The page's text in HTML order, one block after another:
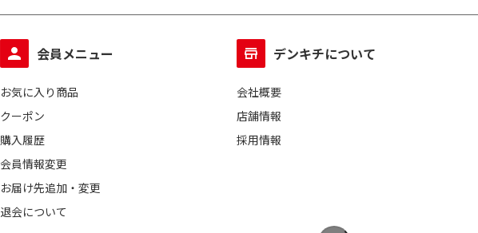
会員メニュー
お気に入り商品
クーポン
購入履歴
会員情報変更
お届け先追加・変更
退会について
デンキチについて
会社概要
店舗情報
採用情報